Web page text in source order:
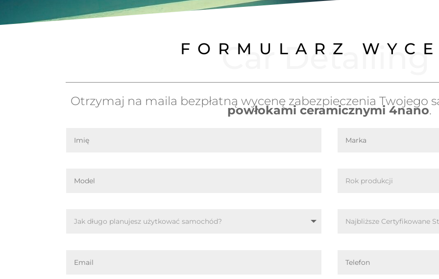
FORMULARZ
Car Detailing
Otrzymaj na maila bezpłatną wycenę zabezpieczenia Twojego
powłokami ceramicznymi 4nano.